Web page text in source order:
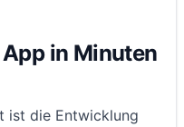
in Minuten
ist die Entwicklung